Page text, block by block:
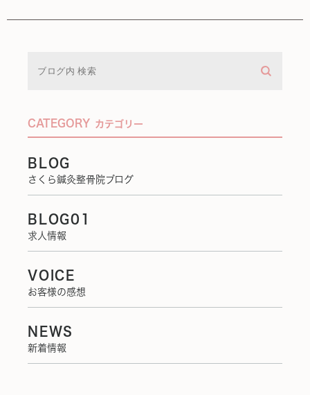
CATEGORY カテゴリー
BLOG
さくら鍼灸整骨院ブログ
BLOG01
求人情報
VOICE
お客様の感想
NEWS
新着情報